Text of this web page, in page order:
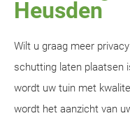
Heusden
Wilt u graag meer
schutting laten plaatsen
wordt uw tuin met
wordt het aanzicht van